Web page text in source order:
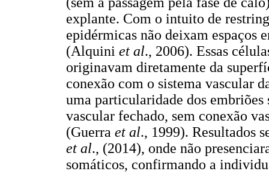
explante. Com o intuito de
epidérmicas não deixam espaços
(Alquini et al., 2006). Essas
originavam diretamente da
conexão com o sistema vascular
uma particularidade dos embriões
vascular fechado, sem conexão
(Guerra et al., 1999). Resultados
et al., (2014), onde não
somáticos, confirmando a